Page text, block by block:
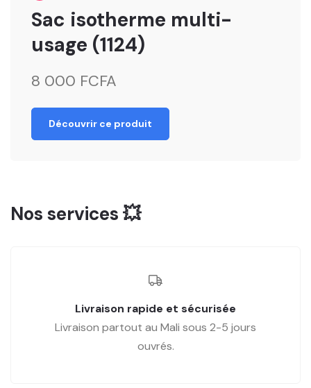
Sac isotherme multi-
usage (1124)
8 000 FCFA
Découvrir ce produit
Nos services 💥
Livraison rapide et sécurisée
Livraison partout au Mali sous 2-5 jours
ouvrés.